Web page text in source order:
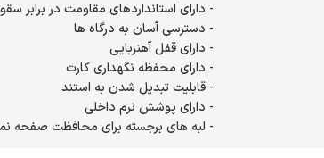
- لبه های برجسته برای محافظت صفحه